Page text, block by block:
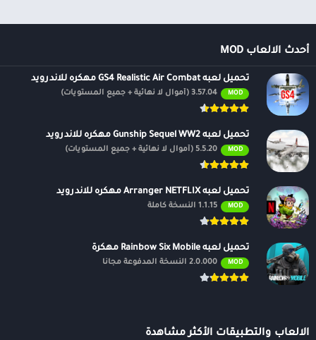
أحدث الالعاب MOD
تحميل لعبه GS4 Realistic Air Combat مهكره للاندرويد
MOD 3.57.04 (أموال لا نهائية + جميع المستويات)
تحميل لعبه Gunship Sequel WW2 مهكره للاندرويد
MOD 5.5.20 (أموال لا نهائية + جميع المستويات)
تحميل لعبه Arranger NETFLIX مهكره للاندرويد
MOD 1.1.15 النسخة كاملة
تحميل لعبه Rainbow Six Mobile مهكرة
MOD 2.0.000 النسخة المدفوعة مجانًا
الالعاب والتطبيقات الأكثر مشاهدة